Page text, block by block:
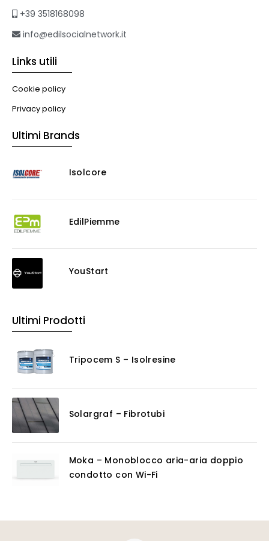
+39 3518168098
info@edilsocialnetwork.it
Links utili
Cookie policy
Privacy policy
Ultimi Brands
Isolcore
EdilPiemme
YouStart
Ultimi Prodotti
Tripocem S – Isolresine
Solargraf – Fibrotubi
Moka – Monoblocco aria-aria doppio
condotto con Wi-Fi